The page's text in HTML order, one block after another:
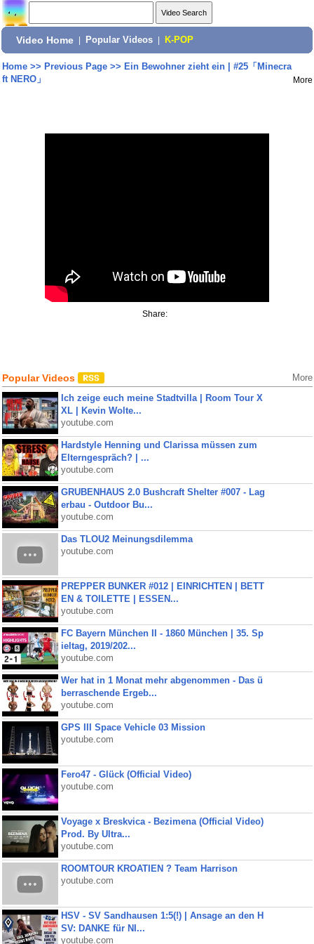
Video Home Popular Videos K-POP
Home>> Previous Page>> Ein Bewohner zieht ein | #25「Minecra
ft NERO」
More
Share:
Popular Videos More
Ich zeige euch meine Stadtvilla | Room Tour X
XL | Kevin Wolte...
youtube.com
Hardstyle Henning und Clarissa müssen zum
Elterngespräch? | ...
youtube.com
GRUBENHAUS 2.0 Bushcraft Shelter #007 - Lag
erbau - Outdoor Bu...
youtube.com
Das TLOU2 Meinungsdilemma
youtube.com
PREPPER BUNKER #012 | EINRICHTEN | BETT
EN & TOILETTE | ESSEN...
youtube.com
FC Bayern München II - 1860 München | 35. Sp
ieltag, 2019/202...
youtube.com
Wer hat in 1 Monat mehr abgenommen - Das ü
berraschende Ergeb...
youtube.com
GPS III Space Vehicle 03 Mission
youtube.com
Fero47 - Glück (Official Video)
youtube.com
Voyage x Breskvica - Bezimena (Official Video)
Prod. By Ultra...
youtube.com
ROOMTOUR KROATIEN ? Team Harrison
youtube.com
HSV - SV Sandhausen 1:5(!) | Ansage an den H
SV: DANKE für NI...
youtube.com